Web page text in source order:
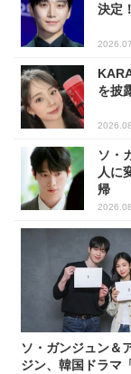
決定
を披
ソ・
人に
帰
ソ・ガンジュン＆
ジン、韓国ドラマ